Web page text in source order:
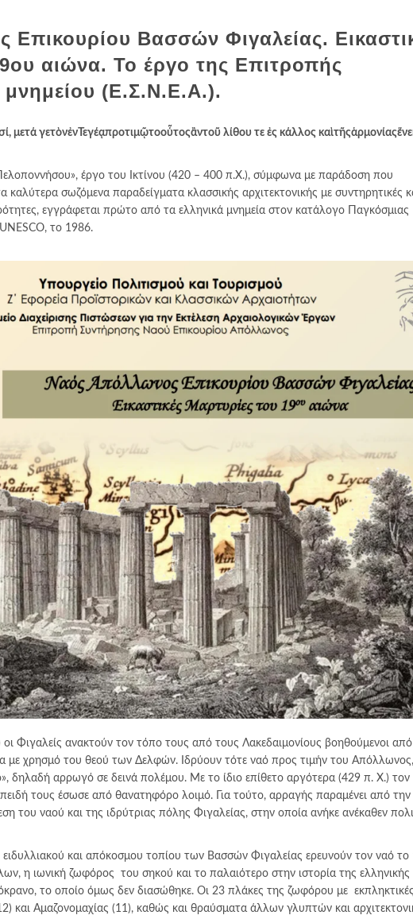
Βασσών Φιγαλείας.
αιώνα. Το έργο της Επιτροπής
μνημείου (Ε.Σ.Ν.Ε.Α.).
μετά γετὸνἐνΤεγέᾳπροτιμῷτοοὗτοςἂντοῦ λίθου τε ἐς κάλλος
έργο του Ικτίνου (420 – 400 π.Χ.), σύμφωνα με παράδοση που
σωζόμενα παραδείγματα κλασσικής αρχιτεκτονικής με συντηρητικές
εγγράφεται πρώτο από τα ελληνικά μνημεία στον κατάλογο Παγκόσμιας
το 1986.
οι Φιγαλείς ανακτούν τον τόπο τους από τους Λακεδαιμονίους βοηθούμενοι
με χρησμό του θεού των Δελφών. Iδρύoυν τότε ναό προς τιμήν του
δηλαδή αρρωγό σε δεινά πολέμου. Με το ίδιο επίθετο αργότερα (429 π. Χ.) τον
τους έσωσε από θανατηφόρο λοιμό. Για τούτο, αρραγής παραμένει από την
του ναού και της ιδρύτριας πόλης Φιγαλείας, στην οποία ανήκε ανέκαθεν
ειδυλλιακού και απόκοσμου τοπίου των Βασσών Φιγαλείας ερευνούν τον ναό το
η ιωνική ζωφόρος του σηκού και το παλαιότερο στην ιστορία της ελληνικής
το οποίο όμως δεν διασώθηκε. Οι 23 πλάκες της ζωφόρου με εκπληκτικές
και Αμαζονομαχίας (11), καθώς και θραύσματα άλλων γλυπτών και